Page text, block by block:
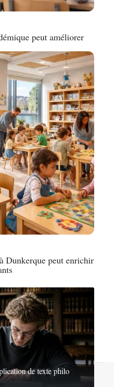
peut améliorer
Dunkerque peut enrichir
de texte philo
légales Sitemap